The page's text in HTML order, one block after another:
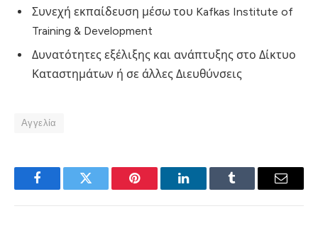
Συνεχή εκπαίδευση μέσω του Kafkas Institute of
Training & Development
Δυνατότητες εξέλιξης και ανάπτυξης στο Δίκτυο
Καταστημάτων ή σε άλλες Διευθύνσεις
Αγγελία
FacebookTwitter Pinterest LinkedInTumblr Email